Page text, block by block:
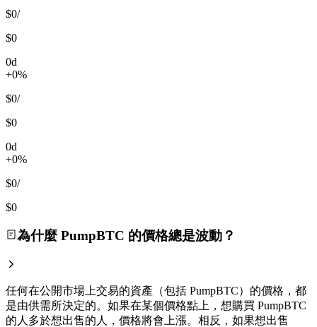
$0/
$0
0d
+0%
$0/
$0
0d
+0%
$0/
$0
為什麼 PumpBTC 的價格總是波動？
任何在公開市場上交易的資產（包括 PumpBTC）的價格，都
是由供需所決定的。如果在某個價格點上，想購買 PumpBTC
的人多於想出售的人，價格將會上漲。相反，如果想出售